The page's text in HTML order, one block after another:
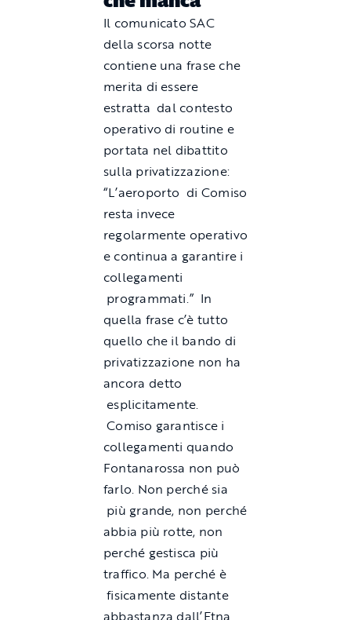
Il comunicato SAC
della scorsa notte
contiene una frase che
merita di essere
estratta dal contesto
operativo di routine e
portata nel dibattito
sulla privatizzazione:
“L’aeroporto di Comiso
resta invece
regolarmente operativo
e continua a garantire i
collegamenti
programmati.” In
quella frase c’è tutto
quello che il bando di
privatizzazione non ha
ancora detto
esplicitamente.
Comiso garantisce i
collegamenti quando
Fontanarossa non può
farlo. Non perché sia
più grande, non perché
abbia più rotte, non
perché gestisca più
traffico. Ma perché è
fisicamente distante
abbastanza dall’Etna